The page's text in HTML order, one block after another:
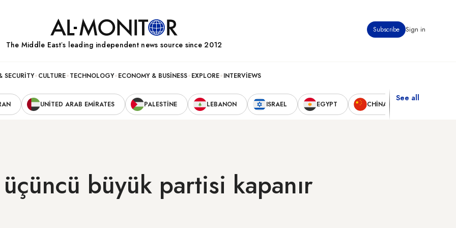
Subscribe Sign in
The Middle Eastʼs leading independent news source since 2012
SECURITY CULTURE TECHNOLOGY ECONOMY & BUSINESS EXPLORE INTERVIEWS
UNITED ARAB EMIRATES PALESTINE LEBANON ISRAEL EGYPT CHINA
See all
büyük partisi kapanır